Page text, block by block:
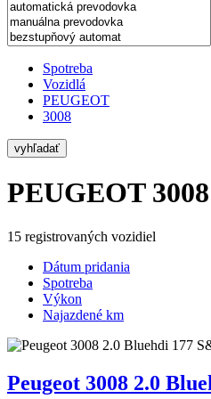
Spotreba
Vozidlá
PEUGEOT
3008
vyhľadať
PEUGEOT 3008
15 registrovaných vozidiel
Dátum pridania
Spotreba
Výkon
Najazdené km
Peugeot 3008 2.0